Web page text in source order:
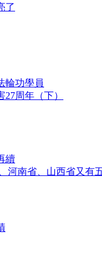
了
輪功學員
周年（下）
續
河南省、山西省又有